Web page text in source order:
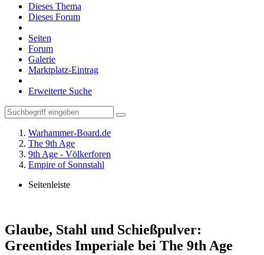
Dieses Thema
Dieses Forum
Seiten
Forum
Galerie
Marktplatz-Eintrag
Erweiterte Suche
Warhammer-Board.de
The 9th Age
9th Age - Völkerforen
Empire of Sonnstahl
Seitenleiste
Glaube, Stahl und Schießpulver:
Greentides Imperiale bei The 9th Age